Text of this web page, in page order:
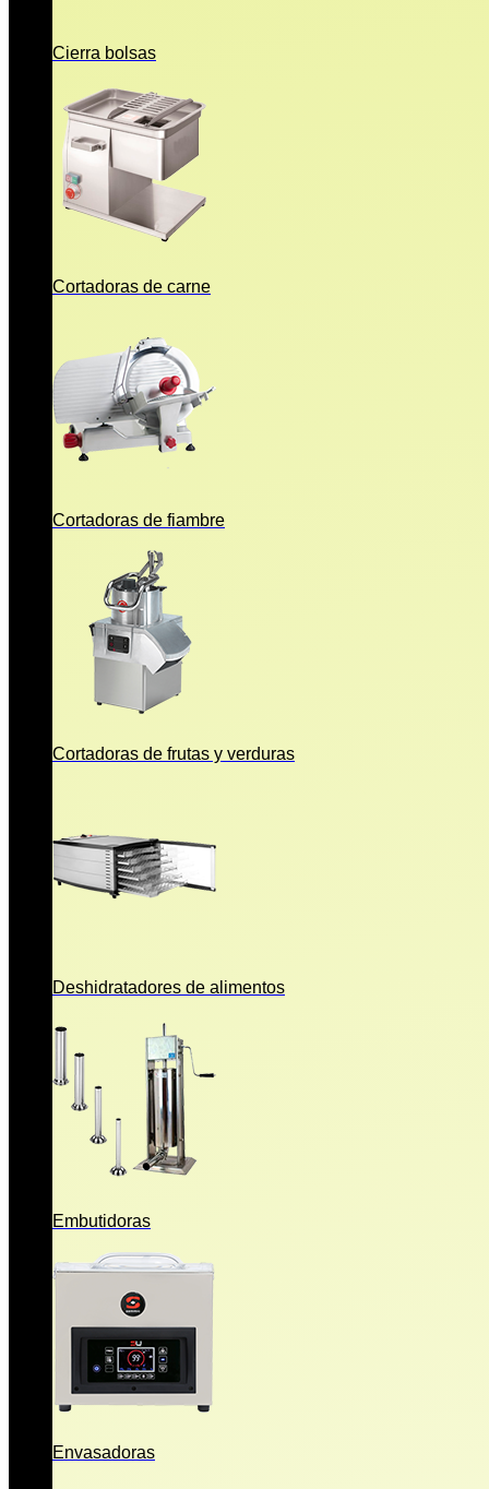
Cierra bolsas
Cortadoras de carne
Cortadoras de fiambre
Cortadoras de frutas y verduras
Deshidratadores de alimentos
Embutidoras
Envasadoras